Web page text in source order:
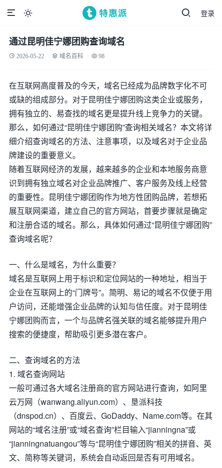
登录

通过昆明佳宁娜团购查询域名
2026-05-22 域名百科 98
在互联网高度普及的今天，域名已经成为品牌数字化不可
或缺的组成部分。对于昆明佳宁娜团购这类企业或服务，
拥有独立的、易查找的域名更是提升线上竞争力的关键。
那么，如何通过“昆明佳宁娜团购”查询相关域名？本文将详
细介绍查询域名的方法、注意事项，以及域名对于企业品
牌建设的重要意义。
随着互联网经济的发展，越来越多的企业和本地服务商意
识到拥有独立域名对企业品牌推广、客户服务及线上经营
的重要性。昆明佳宁娜团购作为地方性团购品牌，若想拓
展互联网渠道，建立自己的官方网站，首要步骤就是确定
和注册合适的域名。那么，具体如何通过“昆明佳宁娜团购”
查询域名呢？
一、什么是域名，为什么重要？
域名是互联网上用于标识和定位网站的一种地址，相当于
企业在互联网上的“门牌号”。简明、易记的域名不仅便于用
户访问，还能增强企业品牌的认知与信任度。对于昆明佳
宁娜团购而言，一个与品牌名强关联的域名能够提升用户
搜索的便捷度，帮助吸引更多潜在客户。
二、查询域名的方法
1. 域名查询网站
一般可通过各大域名注册商的官方网站进行查询，如阿里
云万网（wanwang.aliyun.com）、垦派科技
（dnspod.cn）、百度云、GoDaddy、Name.com等。在其
网站的“域名注册”或“域名查询”栏目输入“jianningna”或
“jianningnatuangou”等与“昆明佳宁娜团购”相关的拼音、英
文、简称等关键词，系统会自动返回是否有可用域名。